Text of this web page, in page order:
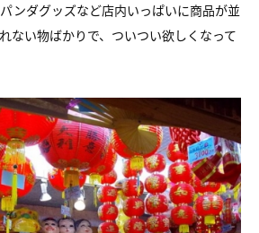
ンダグッズなど店内いっぱいに商品が並
ない物ばかりで、ついつい欲しくなって